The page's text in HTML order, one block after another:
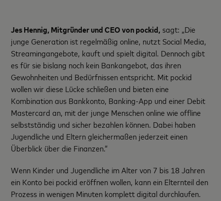
Jes Hennig, Mitgründer und CEO von pockid, sagt: „Die
junge Generation ist regelmäßig online, nutzt Social Media,
Streamingangebote, kauft und spielt digital. Dennoch gibt
es für sie bislang noch kein Bankangebot, das ihren
Gewohnheiten und Bedürfnissen entspricht. Mit pockid
wollen wir diese Lücke schließen und bieten eine
Kombination aus Bankkonto, Banking-App und einer Debit
Mastercard an, mit der junge Menschen online wie offline
selbstständig und sicher bezahlen können. Dabei haben
Jugendliche und Eltern gleichermaßen jederzeit einen
Überblick über die Finanzen.“
Wenn Kinder und Jugendliche im Alter von 7 bis 18 Jahren
ein Konto bei pockid eröffnen wollen, kann ein Elternteil den
Prozess in wenigen Minuten komplett digital durchlaufen.